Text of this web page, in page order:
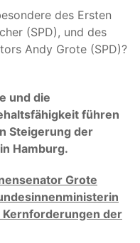
des Ersten
(SPD), und des
Andy Grote (SPD)?
und die
führen
Steigerung der
Hamburg.
Grote
Kernforderungen der